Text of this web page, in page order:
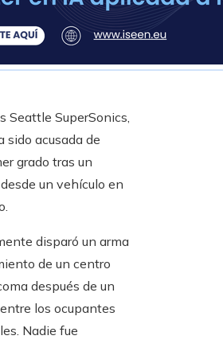
Seattle SuperSonics,
sido acusada de
grado tras un
un vehículo en
disparó un arma
de un centro
después de un
los ocupantes
Nadie fue